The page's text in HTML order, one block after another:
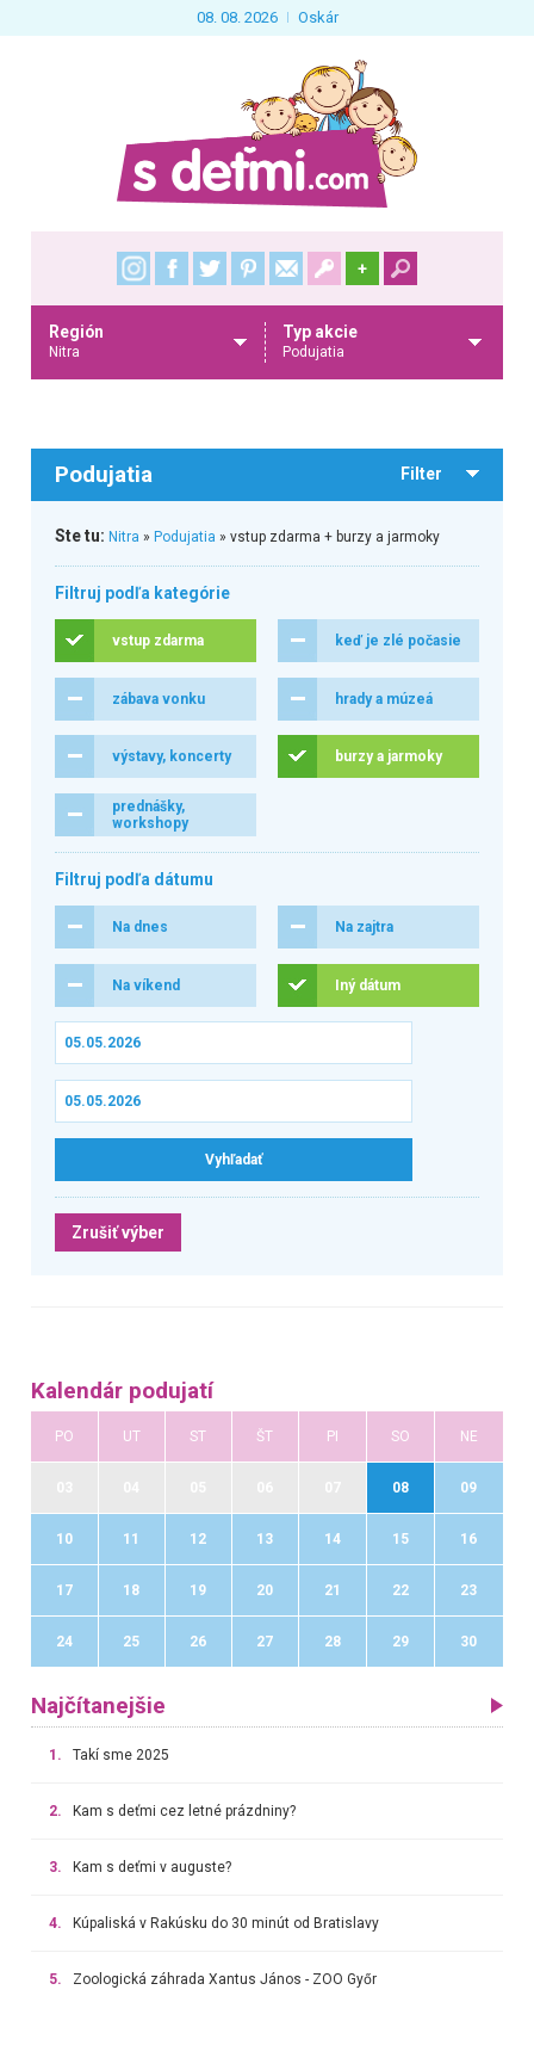
08. 08. 2026 Oskár
+
Región
Nitra
Typ akcie
Podujatia
Podujatia Filter
Ste tu: Nitra » Podujatia » vstup zdarma + burzy a jarmoky
Filtruj podľa kategórie
vstup zdarma keď je zlé počasie
zábava vonku hrady a múzeá
výstavy, koncerty burzy a jarmoky
prednášky,
workshopy
Filtruj podľa dátumu
Na dnes Na zajtra
Na víkend Iný dátum
Zrušiť výber
Kalendár podujatí
PO UT ST ŠT PI SO NE
08 09
10 11 12 13 14 15 16
17 18 19 20 21 22 23
24 25 26 27 28 29 30
Najčítanejšie
1. Takí sme 2025
2. Kam s deťmi cez letné prázdniny?
3. Kam s deťmi v auguste?
4. Kúpaliská v Rakúsku do 30 minút od Bratislavy
5. Zoologická záhrada Xantus János - ZOO Győr